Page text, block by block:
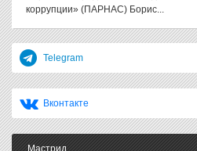
коррупции» (ПАРНАС) Борис...
Telegram
Вконтакте
Мастрид